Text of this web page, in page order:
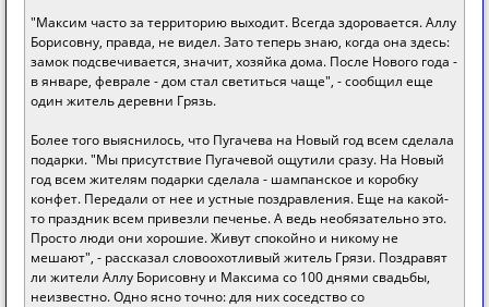
"Максим часто за территорию выходит. Всегда здоровается. Аллу
Борисовну, правда, не видел. Зато теперь знаю, когда она здесь:
замок подсвечивается, значит, хозяйка дома. После Нового года -
в январе, феврале - дом стал светиться чаще", - сообщил еще
один житель деревни Грязь.
Более того выяснилось, что Пугачева на Новый год всем сделала
подарки. "Мы присутствие Пугачевой ощутили сразу. На Новый
год всем жителям подарки сделала - шампанское и коробку
конфет. Передали от нее и устные поздравления. Еще на какой-
то праздник всем привезли печенье. А ведь необязательно это.
Просто люди они хорошие. Живут спокойно и никому не
мешают", - рассказал словоохотливый житель Грязи. Поздравят
ли жители Аллу Борисовну и Максима со 100 днями свадьбы,
неизвестно. Одно ясно точно: для них соседство со